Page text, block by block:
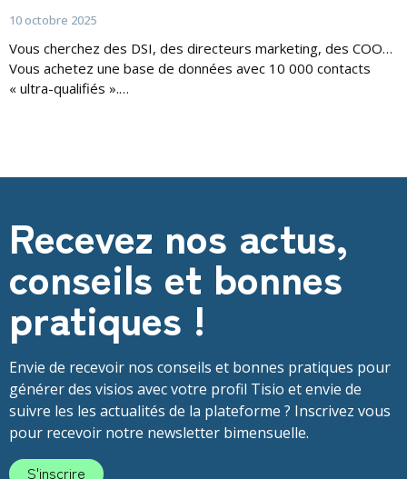
10 octobre 2025
Vous cherchez des DSI, des directeurs marketing, des COO…
Vous achetez une base de données avec 10 000 contacts
« ultra-qualifiés ».…
Recevez nos actus,
conseils et bonnes
pratiques !
Envie de recevoir nos conseils et bonnes pratiques pour
générer des visios avec votre profil Tisio et envie de
suivre les les actualités de la plateforme ? Inscrivez vous
pour recevoir notre newsletter bimensuelle.
S'inscrire